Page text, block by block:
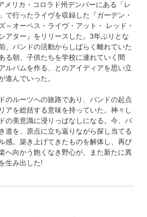
メリカ・コロラド州デンバーにある「レ
で行ったライヴを収録した『ガーデン・
～オーペス・ライヴ・アット・ レッド・
アター』をリリースした。3年ぶりとな
、バンドの活動からしばらく離れていた
る朝、子供たちを学校に連れていく間
ルバムを作る、とのアイディアを思い立
進んでいった。
のルーツへの旅路であり、バンドの起点
アを総括する意味を持っていた。神々し
の美意識に浸りっぱなしになる。今、バ
道を、原点に立ち返りながら探し当てる
感。築き上げてきたものを解体し、再び
へ向かう飽くなき野心が、また新たに異
生み出した!